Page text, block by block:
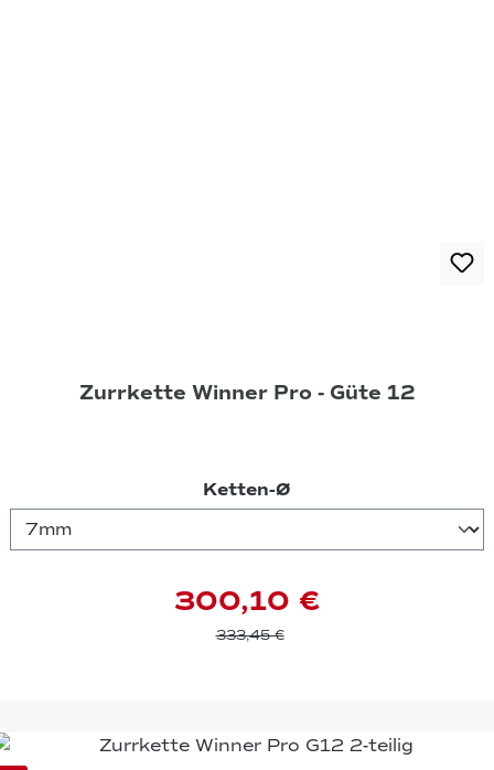
Zurrkette Winner Pro - Güte 12
Ketten-Ø
300,10 €
333,45 €